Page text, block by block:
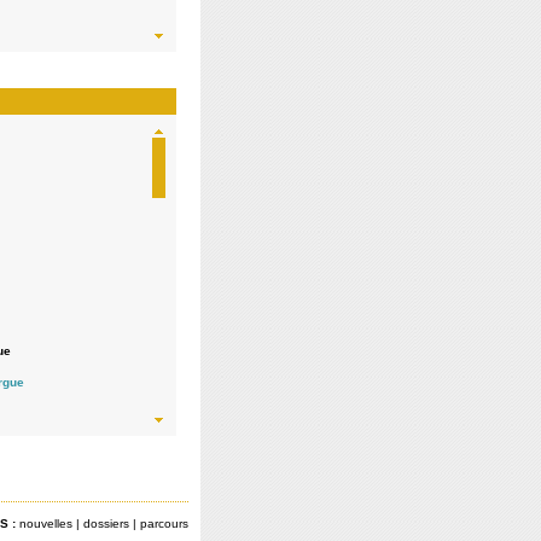
: nouvelles | dossiers | parcours